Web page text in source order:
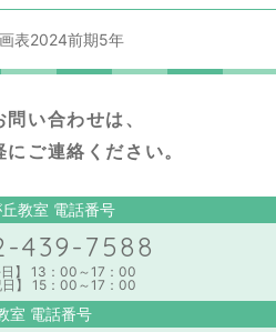
表2024前期5年
い合わせは、
ご連絡ください。
教室 電話番号
439-7588
日】 13：00～17：00
日】 15：00～17：00
室 電話番号